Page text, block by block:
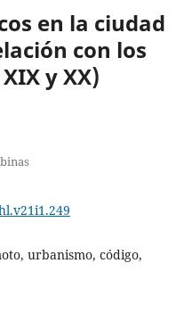
en la ciudad
con los
y XX)
urbanismo, código,